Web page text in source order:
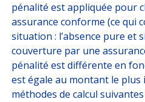
pénalité est appliquée pour
assurance conforme (ce qui
situation : l’absence pure et
couverture par une
pénalité est différente en
est égale au montant le
méthodes de calcul suivantes